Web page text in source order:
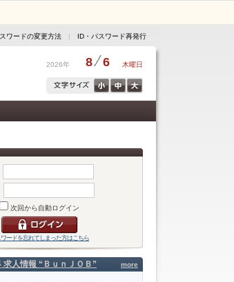
ワードの変更方法 | ID・パスワード再発行
2026年 8 6 木曜日
次回から自動ログイン
ードを忘れてしまった方はこちら
more
求人情報 “ＢｕｎＪＯＢ”